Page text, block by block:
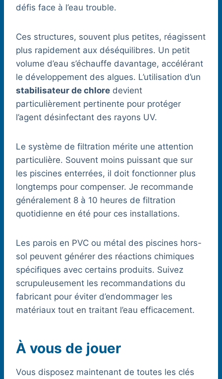
défis face à l’eau trouble.
Ces structures, souvent plus petites, réagissent
plus rapidement aux déséquilibres. Un petit
volume d’eau s’échauffe davantage, accélérant
le développement des algues. L’utilisation d’un
stabilisateur de chlore devient
particulièrement pertinente pour protéger
l’agent désinfectant des rayons UV.
Le système de filtration mérite une attention
particulière. Souvent moins puissant que sur
les piscines enterrées, il doit fonctionner plus
longtemps pour compenser. Je recommande
généralement 8 à 10 heures de filtration
quotidienne en été pour ces installations.
Les parois en PVC ou métal des piscines hors-
sol peuvent générer des réactions chimiques
spécifiques avec certains produits. Suivez
scrupuleusement les recommandations du
fabricant pour éviter d’endommager les
matériaux tout en traitant l’eau efficacement.
À vous de jouer
Vous disposez maintenant de toutes les clés